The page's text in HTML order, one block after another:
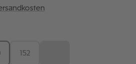
152